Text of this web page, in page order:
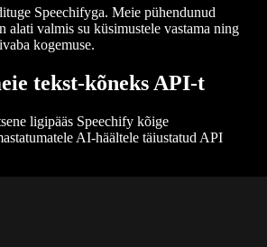
Speechifyga. Meie pühendunud
alati valmis su küsimustele vastama ning
kogemuse.
tekst-kõneks API-t
ligipääs Speechify kõige
AI-häältele täiustatud API